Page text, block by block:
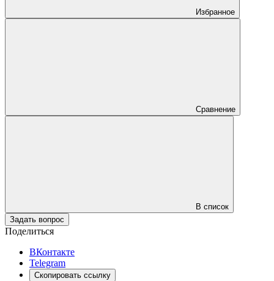
Избранное
Сравнение
В список
Задать вопрос
Поделиться
ВКонтакте
Telegram
Скопировать ссылку